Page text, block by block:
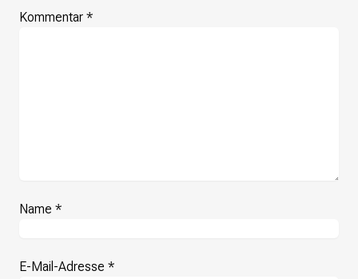
Kommentar *
Name *
E-Mail-Adresse *